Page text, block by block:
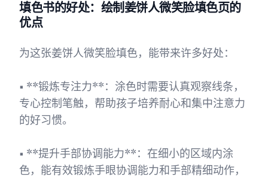
填色书的好处：绘制姜饼人微笑脸填色页的
优点
为这张姜饼人微笑脸填色，能带来许多好处：
• **锻炼专注力**：涂色时需要认真观察线条，
专心控制笔触，帮助孩子培养耐心和集中注意力
的好习惯。
• **提升手部协调能力**：在细小的区域内涂
色，能有效锻炼手眼协调能力和手部精细动作，